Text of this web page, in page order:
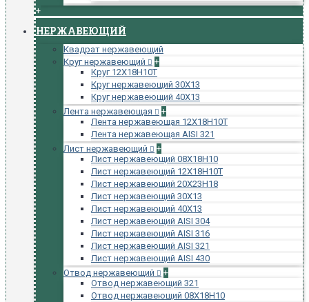
+
НЕРЖАВЕЮЩИЙ
Квадрат нержавеющий
Круг нержавеющий
+
Круг 12Х18Н10Т
Круг нержавеющий 30Х13
Круг нержавеющий 40Х13
Лента нержавеющая
+
Лента нержавеющая 12Х18Н10Т
Лента нержавеющая AISI 321
Лист нержавеющий
+
Лист нержавеющий 08Х18Н10
Лист нержавеющий 12Х18Н10Т
Лист нержавеющий 20Х23Н18
Лист нержавеющий 30Х13
Лист нержавеющий 40Х13
Лист нержавеющий AISI 304
Лист нержавеющий AISI 316
Лист нержавеющий AISI 321
Лист нержавеющий AISI 430
Отвод нержавеющий
+
Отвод нержавеющий 321
Отвод нержавеющий 08Х18Н10